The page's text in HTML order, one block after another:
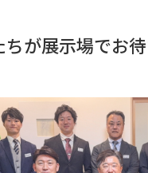
ちが展示場でお